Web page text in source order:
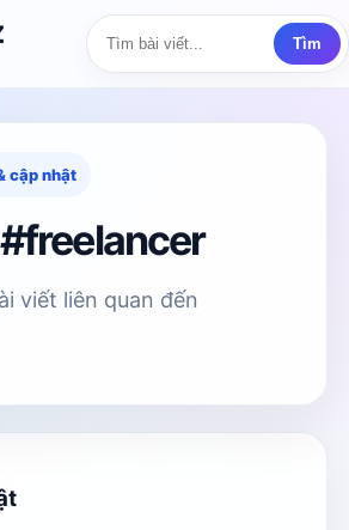
Tìm
cập nhật
viết liên quan đến